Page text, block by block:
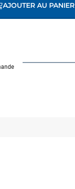
AJOUTER AU PANIER